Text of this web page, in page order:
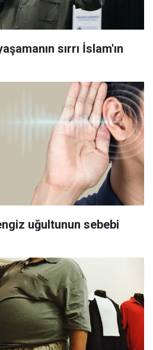
sırrı İslam'ın
uğultunun sebebi